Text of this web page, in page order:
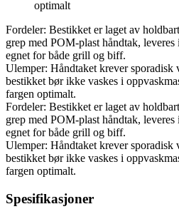
optimalt
Fordeler: Bestikket er laget av
grep med POM-plast håndtak,
egnet for både grill og biff.
Ulemper: Håndtaket krever sporadisk
bestikket bør ikke vaskes i
fargen optimalt.
Fordeler: Bestikket er laget av
grep med POM-plast håndtak,
egnet for både grill og biff.
Ulemper: Håndtaket krever sporadisk
bestikket bør ikke vaskes i
fargen optimalt.
Spesifikasjoner